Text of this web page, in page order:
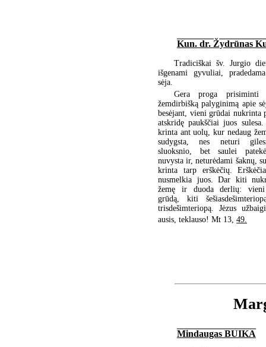
Kun. dr. Žydrūnas
Tradiciškai šv. Jurgio
išgenami gyvuliai,
sėja.
Gera proga prisiminti
žemdirbišką palyginimą apie
besėjant, vieni grūdai nukrinta
atskridę paukščiai juos
krinta ant uolų, kur nedaug
sudygsta, nes neturi
sluoksnio, bet saulei
nuvysta ir, neturėdami šaknų,
krinta tarp erškėčių.
nusmelkia juos. Dar kiti
žemę ir duoda derlių: vieni
grūdą, kiti
trisdešimteriopą. Jėzus
ausis, teklauso! Mt 13, 49.
Mindaugas BUIKA